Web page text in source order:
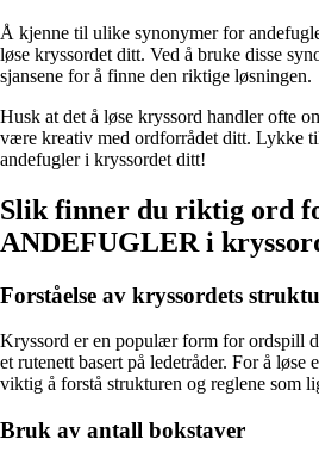
Å kjenne til ulike synonymer for
løse kryssordet ditt. Ved å bruke disse
sjansene for å finne den riktige løsningen.
Husk at det å løse kryssord handler ofte
være kreativ med ordforrådet ditt. Lykke
andefugler i kryssordet ditt!
Slik finner du riktig ord
ANDEFUGLER i
Forståelse av kryssordets
Kryssord er en populær form for ordspill
et rutenett basert på ledetråder. For å
viktig å forstå strukturen og reglene som
Bruk av antall bokstaver